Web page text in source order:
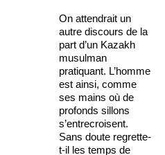
On attendrait un
autre discours de la
part d’un Kazakh
musulman
pratiquant. L’homme
est ainsi, comme
ses mains où de
profonds sillons
s’entrecroisent.
Sans doute regrette-
t-il les temps de